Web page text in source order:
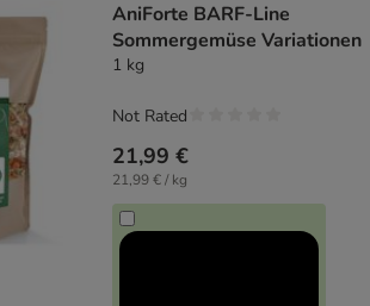
AniForte BARF-Line
Sommergemüse Variationen
1 kg
21,99 €
21,99 € / kg
Not Rated